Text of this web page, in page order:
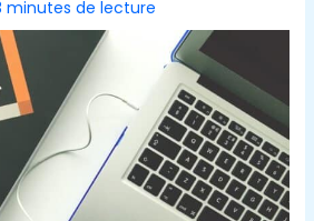
minutes de lecture